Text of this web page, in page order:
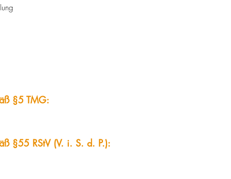
§5 TMG:
§55 RStV (V. i. S. d. P.):